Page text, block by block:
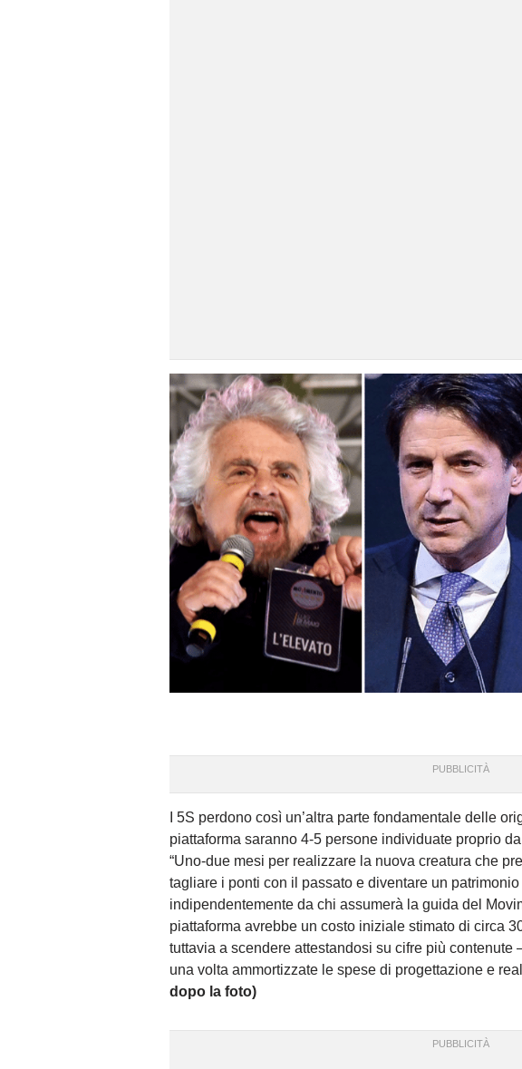
I 5S perdono così un’altra parte fondamentale delle
piattaforma saranno 4-5 persone individuate proprio
“Uno-due mesi per realizzare la nuova creatura che
tagliare i ponti con il passato e diventare un
indipendentemente da chi assumerà la guida del
piattaforma avrebbe un costo iniziale stimato di circa
tuttavia a scendere attestandosi su cifre più contenute
una volta ammortizzate le spese di progettazione e
dopo la foto)